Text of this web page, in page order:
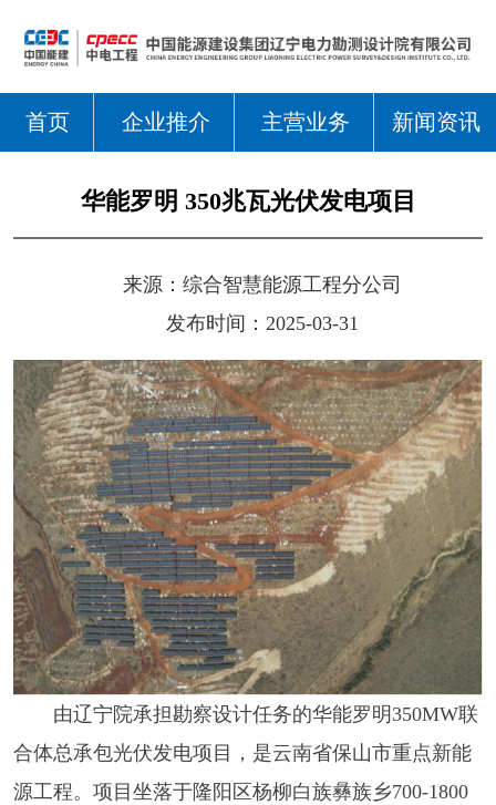
首页 企业推介 主营业务 新闻资讯
华能罗明 350兆瓦光伏发电项目
来源： 综合智慧能源工程分公司
发布时间：2025-03-31
由辽宁院承担勘察设计任务的华能罗明350MW联
合体总承包光伏发电项目，是云南省保山市重点新能
源工程。项目坐落于隆阳区杨柳白族彝族乡700-1800